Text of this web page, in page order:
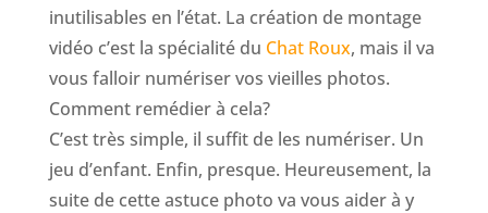
inutilisables en l’état. La création de montage
vidéo c’est la spécialité du Chat Roux, mais il va
vous falloir numériser vos vieilles photos.
Comment remédier à cela?
C’est très simple, il suffit de les numériser. Un
jeu d’enfant. Enfin, presque. Heureusement, la
suite de cette astuce photo va vous aider à y